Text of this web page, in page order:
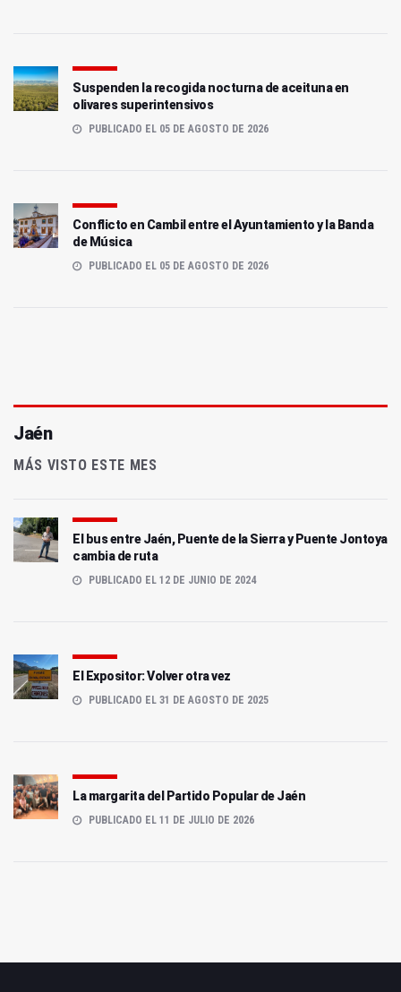
Suspenden la recogida nocturna de aceituna en
olivares superintensivos
PUBLICADO EL 05 DE AGOSTO DE 2026
Conflicto en Cambil entre el Ayuntamiento y la Banda
de Música
PUBLICADO EL 05 DE AGOSTO DE 2026
Jaén
MÁS VISTO ESTE MES
El bus entre Jaén, Puente de la Sierra y Puente Jontoya
cambia de ruta
PUBLICADO EL 12 DE JUNIO DE 2024
El Expositor: Volver otra vez
PUBLICADO EL 31 DE AGOSTO DE 2025
La margarita del Partido Popular de Jaén
PUBLICADO EL 11 DE JULIO DE 2026